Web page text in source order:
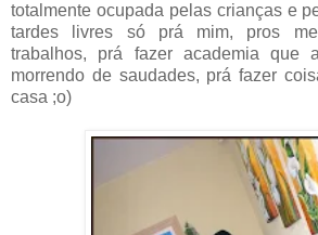
totalmente ocupada pelas crianças e
tardes livres só prá mim, pros
trabalhos, prá fazer academia que
morrendo de saudades, prá fazer
casa ;o)